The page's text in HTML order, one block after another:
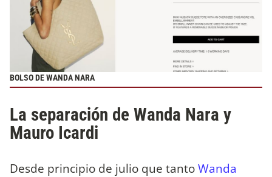
BOLSO DE WANDA NARA
La separación de Wanda Nara y
Mauro Icardi
Desde principio de julio que tantoWanda